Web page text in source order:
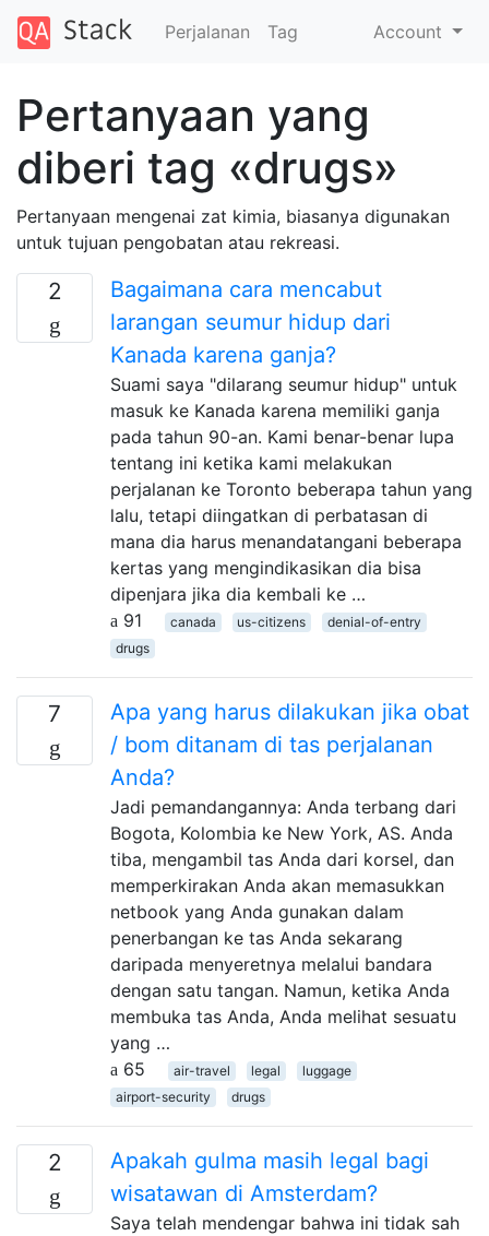
Perjalanan Tag Account
Pertanyaan yang
diberi tag «drugs»
Pertanyaan mengenai zat kimia, biasanya digunakan
untuk tujuan pengobatan atau rekreasi.
2
Bagaimana cara mencabut
larangan seumur hidup dari
Kanada karena ganja?
Suami saya "dilarang seumur hidup" untuk
masuk ke Kanada karena memiliki ganja
pada tahun 90-an. Kami benar-benar lupa
tentang ini ketika kami melakukan
perjalanan ke Toronto beberapa tahun yang
lalu, tetapi diingatkan di perbatasan di
mana dia harus menandatangani beberapa
kertas yang mengindikasikan dia bisa
dipenjara jika dia kembali ke …
91
canada us-citizens
denial-of-entry
drugs
7
Apa yang harus dilakukan jika obat
/ bom ditanam di tas perjalanan
Anda?
Jadi pemandangannya: Anda terbang dari
Bogota, Kolombia ke New York, AS. Anda
tiba, mengambil tas Anda dari korsel, dan
memperkirakan Anda akan memasukkan
netbook yang Anda gunakan dalam
penerbangan ke tas Anda sekarang
daripada menyeretnya melalui bandara
dengan satu tangan. Namun, ketika Anda
membuka tas Anda, Anda melihat sesuatu
yang …
65
air-travel legal
luggage
airport-security
drugs
2
Apakah gulma masih legal bagi
wisatawan di Amsterdam?
Saya telah mendengar bahwa ini tidak sah